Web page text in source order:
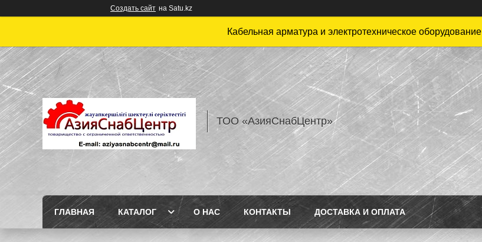
Создать сайт на Satu.kz
Кабельная арматура и электротехническое оборудование
ТОО «АзияСнабЦентр»
ГЛАВНАЯ КАТАЛОГ О НАС КОНТАКТЫ ДОСТАВКА И ОПЛАТА